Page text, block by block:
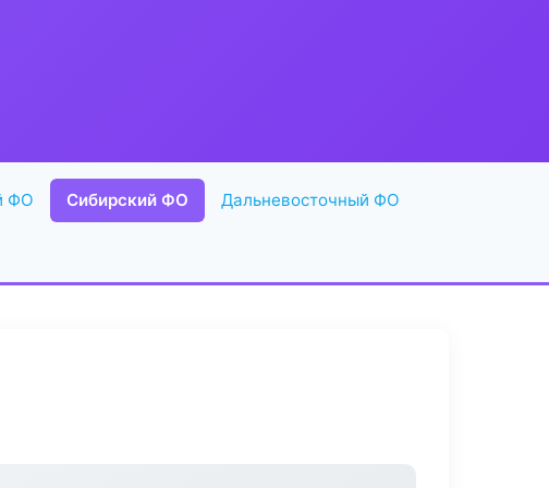
ФО Сибирский ФО Дальневосточный ФО